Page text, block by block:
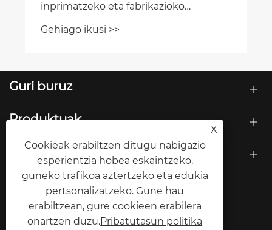
inprimatzeko eta fabrikazioko
Gehiago ikusi >>
Guri buruz
Produktuak
Jarri gurekin harremanetan
JARRAI GAITZAZU
X
Cookieak erabiltzen ditugu nabigazio
esperientzia hobea eskaintzeko,
guneko trafikoa aztertzeko eta edukia
pertsonalizatzeko. Gune hau
erabiltzean, gure cookieen erabilera
onartzen duzu.Pribatutasun politika